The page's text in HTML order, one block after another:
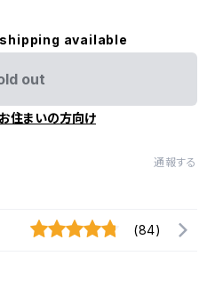
available
out
住まいの方向け
通報する
(84)